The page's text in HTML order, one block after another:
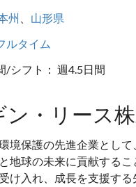
州
山形県
ルタイム
/シフト： 週4.5日間
・リース
境保護の先進企業とし
地球の未来に貢献する
け入れ、成長を支援す